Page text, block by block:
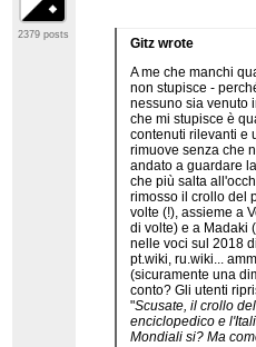
Vegetable "
recentismo/
incute timore".
menziona il Ponte
come segue:
"Ancora? Quella
volte ed è uno dei
semiprotetta. Che
un ponte o sia
Burkina Faso non è
Storia dell'umanità.
calendario,
tantomento di
un'enciclopedia, e
viadotto sono
come ad esempio
che abbiamo
dedicata ad un
2379 posts
Gitz wrote
A me che manchi
non stupisce -
nessuno sia venuto
che mi stupisce è
contenuti rilevanti e
rimuove senza che
andato a guardare
che più salta
rimosso il crollo del
volte (!), assieme a
di volte) e a Madaki
nelle voci sul 2018
pt.wiki, ru.wiki...
(sicuramente una
conto? Gli utenti
"Scusate, il crollo
enciclopedico e
Mondiali si? Ma